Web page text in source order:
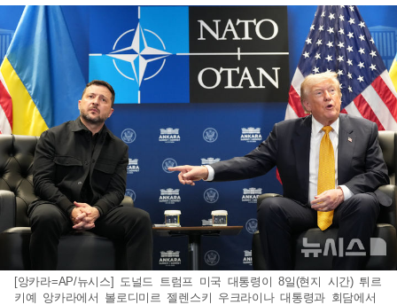
[앙카라=AP/뉴시스] 도널드 트럼프 미국 대통령이 8일(현지 시간) 튀르
키예 앙카라에서 볼로디미르 젤렌스키 우크라이나 대통령과 회담에서